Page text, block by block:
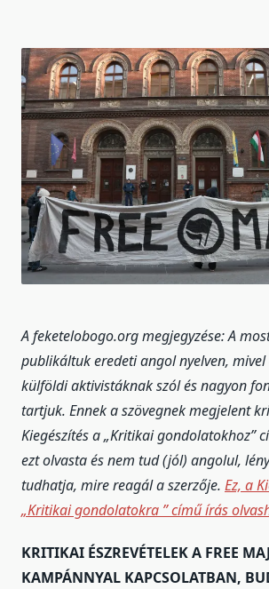
A feketelobogo.org megjegyzése: A
publikáltuk eredeti angol nyelven,
külföldi aktivistáknak szól és nagyon
tartjuk. Ennek a szövegnek megjelent
Kiegészítés a „Kritikai gondolatokhoz”
ezt olvasta és nem tud (jól) angolul,
tudhatja, mire reagál a szerzője. Ez, a
„Kritikai gondolatokra ” című írás
KRITIKAI ÉSZREVÉTELEK A FREE
KAMPÁNNYAL KAPCSOLATBAN,